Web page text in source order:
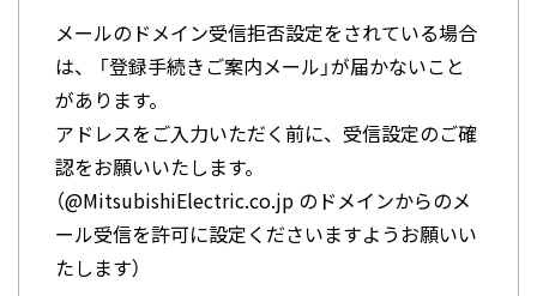
し、当社に送付・送信します。
但し、15歳以下の登録者の個人情報について
は、必ず保護者の方の同意の下に登録される
ものとします。
2.
当社が登録を承認し、その旨の承認通知を申
込者が受信した時点で、申込者は登録者資格
を取得します。
但し、当社は、申込者が本規約に反しまたは
反するおそれがある等不適切と判断した場合
(4)
ダウンロードされたファイルに利用条
件などが添付されている場合は、その
条件にも従ってください。また、体験
版ソフトウェアは、使用期限や機能の
一部に制約があり、技術的サポートを
行っておりません。
(5) 予告なしにダウンロードファイルの削
メールのドメイン受信拒否設定をされている場合
は、 「登録手続きご案内メール」が届かないこと
があります。
アドレスをご入力いただく前に、受信設定のご確
認をお願いいたします。
（@MitsubishiElectric.co.jp のドメインからのメ
ール受信を許可に設定くださいますようお願いい
たします）